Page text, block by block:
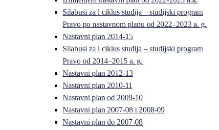
Silabusi za l ciklus studija – studijski program
Pravo po nastavnom planu od 2022–2023 a. g.
Nastavni plan 2014-15
Silabusi za l ciklus studija – studijski program
Pravo od 2014–2015 a. g.
Nastavni plan 2012-13
Nastavni plan 2010-11
Nastavni plan od 2009-10
Nastavni plan 2007-08 i 2008-09
Nastavni plan do 2007-08